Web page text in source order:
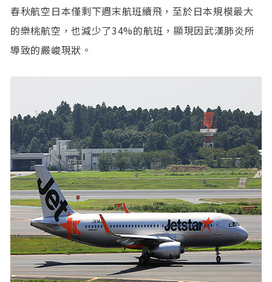
春秋航空日本僅剩下週末航班續飛，至於日本規模最大
的樂桃航空，也減少了34%的航班，顯現因武漢肺炎所
導致的嚴峻現狀。